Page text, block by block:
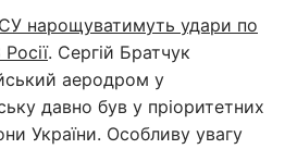
нарощуватимуть удари по
. Сергій Братчук
аеродром у
давно був у пріоритетних
України. Особливу увагу